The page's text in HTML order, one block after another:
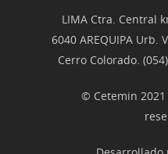
LIMA Ctra. Central
6040 AREQUIPA Urb.
Cerro Colorado.
© Cetemin 2021